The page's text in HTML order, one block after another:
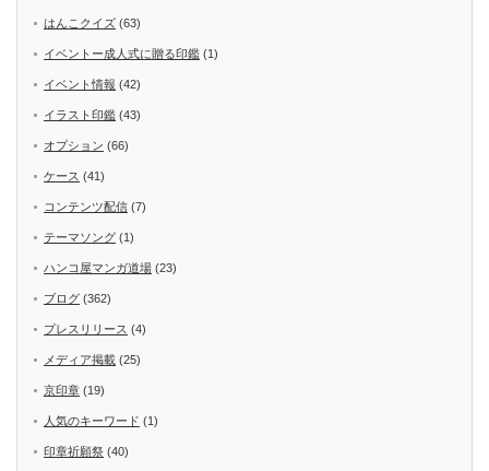
はんこクイズ (63)
イベントー成人式に贈る印鑑 (1)
イベント情報 (42)
イラスト印鑑 (43)
オプション (66)
ケース (41)
コンテンツ配信 (7)
テーマソング (1)
ハンコ屋マンガ道場 (23)
ブログ (362)
プレスリリース (4)
メディア掲載 (25)
京印章 (19)
人気のキーワード (1)
印章祈願祭 (40)